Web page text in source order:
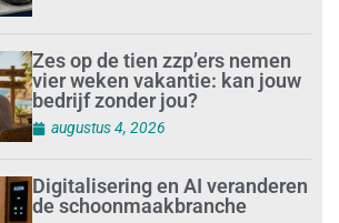
Zes op de tien zzp’ers nemen
vier weken vakantie: kan jouw
bedrijf zonder jou?
augustus 4, 2026
Digitalisering en AI veranderen
de schoonmaakbranche